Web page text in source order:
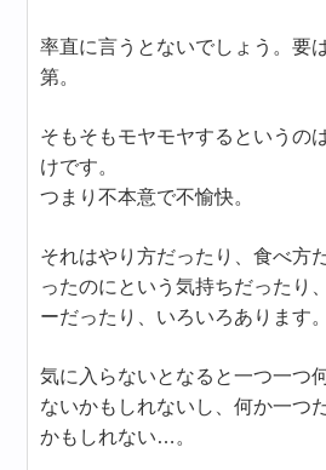
率直に言うとないでしょう。要
第。
そもそもモヤモヤするというの
けです。
つまり不本意で不愉快。
それはやり方だったり、食べ方
ったのにという気持ちだったり
ーだったり、いろいろあります。
気に入らないとなると一つ一つ
ないかもしれないし、何か一つ
かもしれない…。